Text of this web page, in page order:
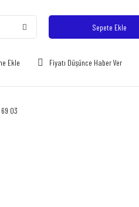
Sepete Ekle
Fiyatı Düşünce Haber Ver
03‎‎